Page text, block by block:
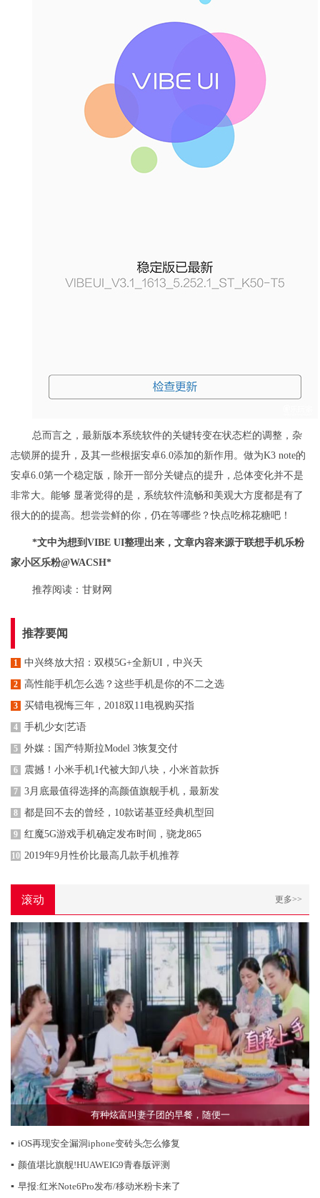
总而言之，最新版本系统软件的关键转变在状态栏的调整，杂
志锁屏的提升，及其一些根据安卓6.0添加的新作用。做为K3 note的
安卓6.0第一个稳定版，除开一部分关键点的提升，总体变化并不是
非常大。能够 显著觉得的是，系统软件流畅和美观大方度都是有了
很大的的提高。想尝尝鲜的你，仍在等哪些？快点吃棉花糖吧！
*文中为想到VIBE UI整理出来，文章内容来源于联想手机乐粉
家小区乐粉@WACSH*
推荐阅读： 甘财网
推荐要闻
1 中兴终放大招：双模5G+全新UI，中兴天
2 高性能手机怎么选？这些手机是你的不二之选
3 买错电视悔三年，2018双11电视购买指
4 手机少女|艺语
5 外媒：国产特斯拉Model 3恢复交付
6 震撼！小米手机1代被大卸八块，小米首款拆
7 3月底最值得选择的高颜值旗舰手机，最新发
8 都是回不去的曾经，10款诺基亚经典机型回
9 红魔5G游戏手机确定发布时间，骁龙865
10 2019年9月性价比最高几款手机推荐
滚动 更多>>
有种炫富叫妻子团的早餐，随便一
▪ iOS再现安全漏洞iphone变砖头怎么修复
▪ 颜值堪比旗舰!HUAWEIG9青春版评测
▪ 早报:红米Note6Pro发布/移动米粉卡来了